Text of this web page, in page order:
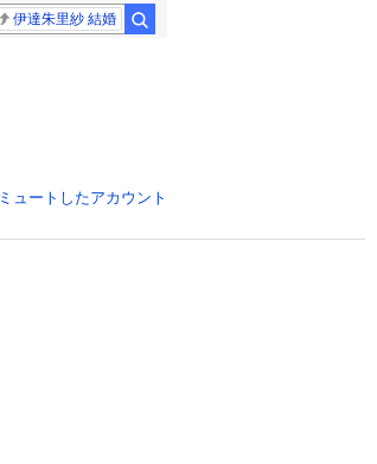
伊達朱里紗 結婚
ミュートしたアカウント